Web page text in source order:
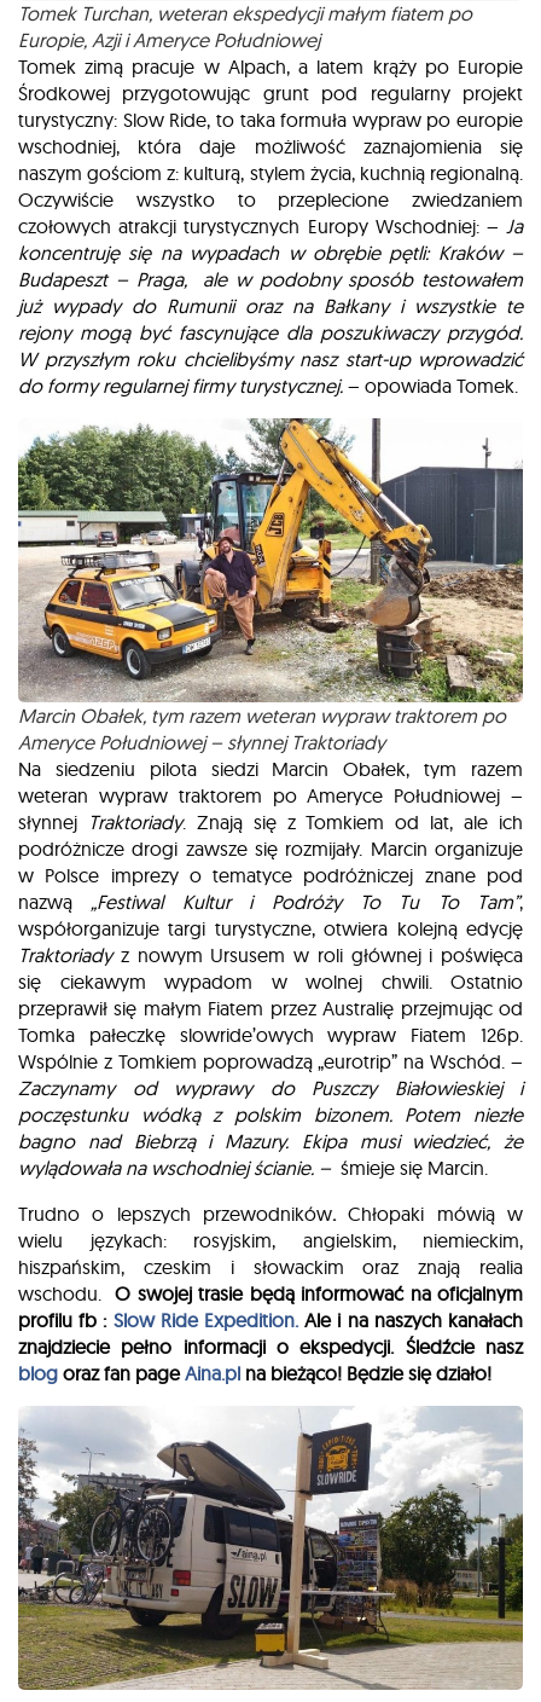
Tomek Turchan, weteran ekspedycji małym fiatem po
Europie, Azji i Ameryce Południowej
Tomek zimą pracuje w Alpach, a latem krąży po Europie
Środkowej przygotowując grunt pod regularny projekt
turystyczny: Slow Ride, to taka formuła wypraw po europie
wschodniej, która daje możliwość zaznajomienia się
naszym gościom z: kulturą, stylem życia, kuchnią regionalną.
Oczywiście wszystko to przeplecione zwiedzaniem
czołowych atrakcji turystycznych Europy Wschodniej: – Ja
koncentruję się na wypadach w obrębie pętli: Kraków –
Budapeszt – Praga, ale w podobny sposób testowałem
już wypady do Rumunii oraz na Bałkany i wszystkie te
rejony mogą być fascynujące dla poszukiwaczy przygód.
W przyszłym roku chcielibyśmy nasz start-up wprowadzić
do formy regularnej firmy turystycznej. – opowiada Tomek.
Marcin Obałek, tym razem weteran wypraw traktorem po
Ameryce Południowej – słynnej Traktoriady
Na siedzeniu pilota siedzi Marcin Obałek, tym razem
weteran wypraw traktorem po Ameryce Południowej –
słynnej Traktoriady. Znają się z Tomkiem od lat, ale ich
podróżnicze drogi zawsze się rozmijały. Marcin organizuje
w Polsce imprezy o tematyce podróżniczej znane pod
nazwą„Festiwal Kultur i Podróży To Tu To Tam”,
współorganizuje targi turystyczne, otwiera kolejną edycję
Traktoriadyz nowym Ursusem w roli głównej i poświęca
się ciekawym wypadom w wolnej chwili. Ostatnio
przeprawił się małym Fiatem przez Australię przejmując od
Tomka pałeczkę slowride’owych wypraw Fiatem 126p.
Wspólnie z Tomkiem poprowadzą „eurotrip” na Wschód. –
Zaczynamy od wyprawy do Puszczy Białowieskiej i
poczęstunku wódką z polskim bizonem. Potem niezłe
bagno nad Biebrzą i Mazury. Ekipa musi wiedzieć, że
wylądowała na wschodniej ścianie. – śmieje się Marcin.
Trudno o lepszych przewodników.Chłopaki mówią w
wielu językach: rosyjskim, angielskim, niemieckim,
hiszpańskim, czeskim i słowackim oraz znają realia
wschodu. O swojej trasie będą informować na oficjalnym
profilu fb : Slow Ride Expedition.Ale i na naszych kanałach
znajdziecie pełno informacji o ekspedycji. Śledźcie nasz
blog oraz fan pageAina.pl na bieżąco! Będzie się działo!